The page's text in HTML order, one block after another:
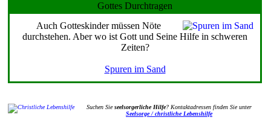
Gottes Durchtragen
Auch Gotteskinder müssen Nöte
durchstehen. Aber wo ist Gott und Seine Hilfe in schweren
Zeiten?
Spuren im Sand
Suchen Sieseelsorgerliche Hilfe? Kontaktadressen finden Sie unter
Seelsorge / christliche Lebenshilfe